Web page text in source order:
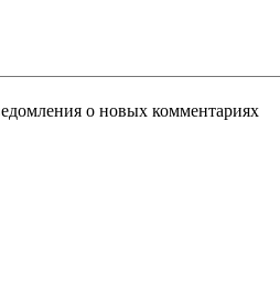
о новых комментариях